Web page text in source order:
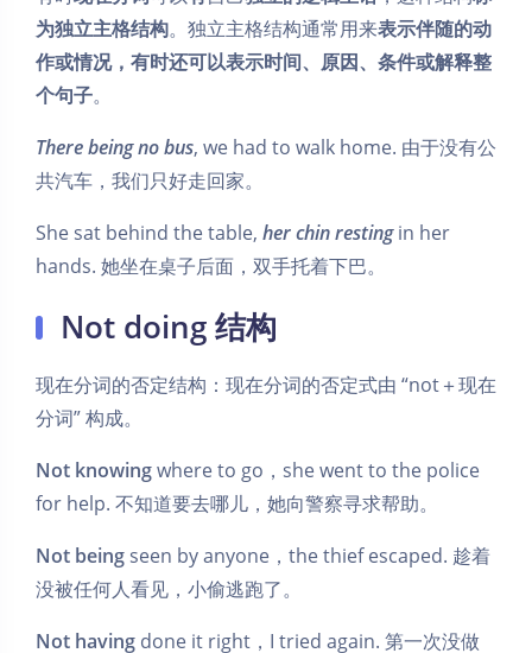
为独立主格结构。独立主格结构通常用来表示伴随的动
作或情况，有时还可以表示时间、原因、条件或解释整
个句子。
There being no bus, we had to walk home. 由于没有公
共汽车，我们只好走回家。
She sat behind the table, her chin restingin her
hands. 她坐在桌子后面，双手托着下巴。
Not doing 结构
现在分词的否定结构：现在分词的否定式由 “not＋现在
分词” 构成。
Not knowingwhere to go，she went to the police
for help. 不知道要去哪儿，她向警察寻求帮助。
Not being seen by anyone，the thief escaped. 趁着
没被任何人看见，小偷逃跑了。
Not having done it right，I tried again. 第一次没做